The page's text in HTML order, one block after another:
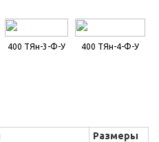
400 ТЯн-3-Ф-У 400 ТЯн-4-Ф-У
Размеры